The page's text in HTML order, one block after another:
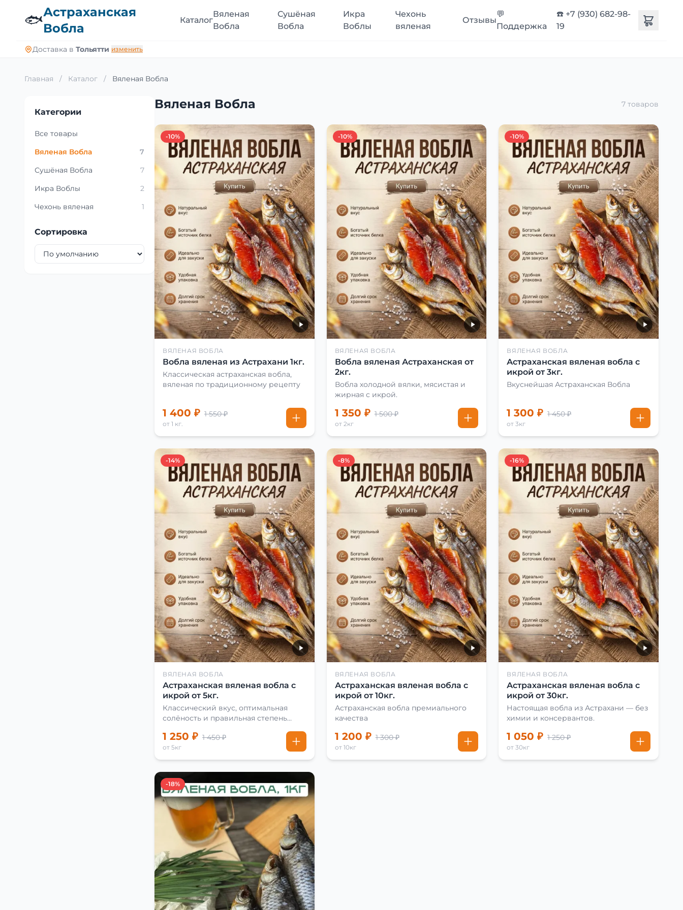
🐟Астраханская
Вобла
Каталог
Вяленая
Вобла
Сушёная
Вобла
Икра
Воблы
Чехонь
вяленая
Отзывы
💬
Поддержка
☎️ +7 (930) 682-98-
19
Доставка в Тольятти изменить
Главная / Каталог / Вяленая Вобла
Категории
Все товары
Вяленая Вобла
7
Сушёная Вобла
7
Икра Воблы
2
Чехонь вяленая
1
Сортировка
Вяленая Вобла 7 товаров
-10%
ВЯЛЕНАЯ ВОБЛА
Вобла вяленая из Астрахани 1кг.
Классическая астраханская вобла,
вяленая по традиционному рецепту
1 400 ₽ 1 550 ₽
от 1 кг.
-10%
ВЯЛЕНАЯ ВОБЛА
Вобла вяленая Астраханская от
2кг.
Вобла холодной вялки, мясистая и
жирная с икрой.
1 350 ₽ 1 500 ₽
от 2кг
-10%
ВЯЛЕНАЯ ВОБЛА
Астраханская вяленая вобла с
икрой от 3кг.
Вкуснейшая Астраханская Вобла
1 300 ₽ 1 450 ₽
от 3кг
-14%
ВЯЛЕНАЯ ВОБЛА
Астраханская вяленая вобла с
икрой от 5кг.
Классический вкус, оптимальная
солёность и правильная степень
1 250 ₽ 1 450 ₽
от 5кг
-8%
ВЯЛЕНАЯ ВОБЛА
Астраханская вяленая вобла с
икрой от 10кг.
Астраханская вобла премиального
качества
1 200 ₽ 1 300 ₽
от 10кг
-16%
ВЯЛЕНАЯ ВОБЛА
Астраханская вяленая вобла с
икрой от 30кг.
Настоящая вобла из Астрахани — без
химии и консервантов.
1 050 ₽ 1 250 ₽
от 30кг
-18%